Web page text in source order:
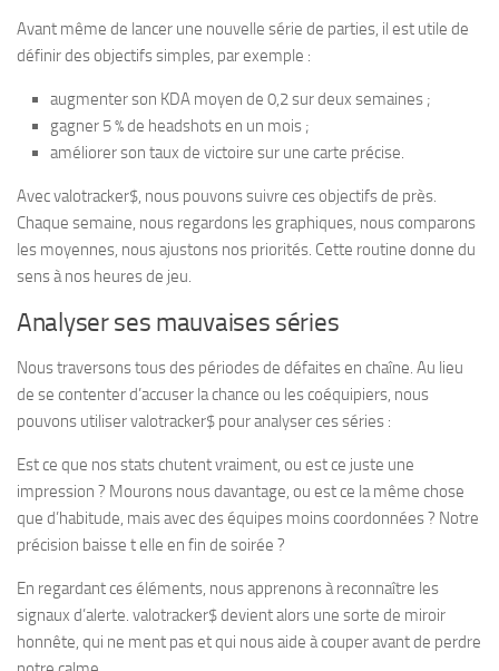
Avant même de lancer une nouvelle série de parties, il est utile de
définir des objectifs simples, par exemple :
augmenter son KDA moyen de 0,2 sur deux semaines ;
gagner 5 % de headshots en un mois ;
améliorer son taux de victoire sur une carte précise.
Avec valotracker$, nous pouvons suivre ces objectifs de près.
Chaque semaine, nous regardons les graphiques, nous comparons
les moyennes, nous ajustons nos priorités. Cette routine donne du
sens à nos heures de jeu.
Analyser ses mauvaises séries
Nous traversons tous des périodes de défaites en chaîne. Au lieu
de se contenter d’accuser la chance ou les coéquipiers, nous
pouvons utiliser valotracker$ pour analyser ces séries :
Est ce que nos stats chutent vraiment, ou est ce juste une
impression ? Mourons nous davantage, ou est ce la même chose
que d’habitude, mais avec des équipes moins coordonnées ? Notre
précision baisse t elle en fin de soirée ?
En regardant ces éléments, nous apprenons à reconnaître les
signaux d’alerte. valotracker$ devient alors une sorte de miroir
honnête, qui ne ment pas et qui nous aide à couper avant de perdre